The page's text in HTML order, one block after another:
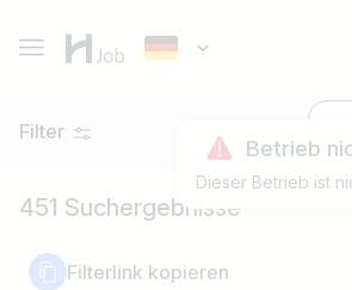
Betrieb
Dieser Betrieb ist
Filter
451 Suchergebnisse
Filterlink kopieren